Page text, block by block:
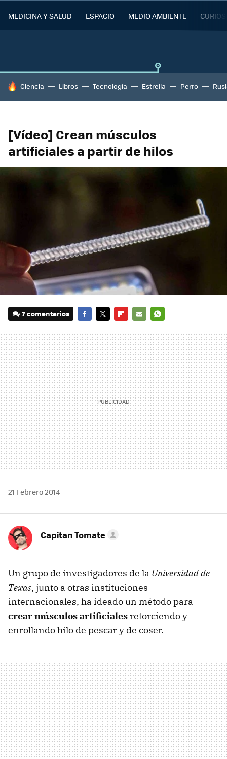
MEDICINA Y SALUD ESPACIO MEDIO AMBIENTE
HOY SE HABLA DE
Ciencia Libros Tecnología Estrella Perro
[Vídeo] Crean músculos
artificiales a partir de hilos
7 comentarios
MAIL
21 Febrero 2014
Capitan Tomate
Un grupo de investigadores de la Universidad de
Texas, junto a otras instituciones
internacionales, ha ideado un método para
crear músculos artificiales retorciendo y
enrollando hilo de pescar y de coser.